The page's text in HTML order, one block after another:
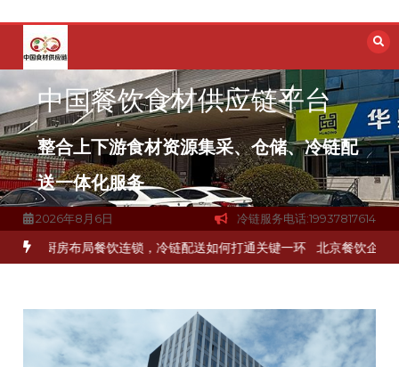
容
中国餐饮食材供应链平台
整合上下游食材资源集采、仓储、冷链配
送一体化服务
2026年8月6日 冷链服务电话:19937817614
流通难题？ 杭州中央厨房布局餐饮连锁，冷链配送如何打通关键一环